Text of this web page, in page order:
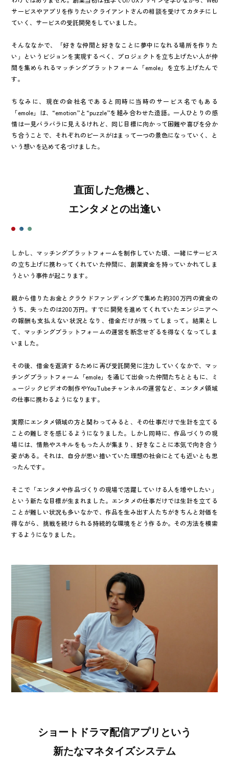
サービスやアプリを作りたいクライアントさんの相談を受けてカタチにし
ていく、サービスの受託開発をしていました。
そんななかで、「好きな仲間と好きなことに夢中になれる場所を作りた
い」というビジョンを実現するべく、プロジェクトを立ち上げたい人が仲
間を集められるマッチングプラットフォーム「emole」を立ち上げたんで
す。
ちなみに、現在の会社名であると同時に当時のサービス名でもある
「emole」は、“emotion”と“puzzle”を組み合わせた造語。一人ひとりの感
情は一見バラバラに見えるけれど、同じ目標に向かって困難や喜びを分か
ち合うことで、それぞれのピースがはまって一つの景色になっていく、と
いう想いを込めて名づけました。
直面した危機と、
エンタメとの出逢い
しかし、マッチングプラットフォームを制作していた頃、一緒にサービス
の立ち上げに携わってくれていた仲間に、創業資金を持っていかれてしま
うという事件が起こります。
親から借りたお金とクラウドファンディングで集めた約300万円の資金の
うち、失ったのは200万円。すでに開発を進めてくれていたエンジニアへ
の報酬も支払えない状況となり、借金だけが残ってしまって。結果とし
て、マッチングプラットフォームの運営を断念せざるを得なくなってしま
いました。
その後、借金を返済するために再び受託開発に注力していくなかで、マッ
チングプラットフォーム「emole」を通じて出会った仲間たちとともに、ミ
ュージックビデオの制作やYouTubeチャンネルの運営など、エンタメ領域
の仕事に携わるようになります。
実際にエンタメ領域の方と関わってみると、その仕事だけで生計を立てる
ことの難しさを感じるようになりました。しかし同時に、作品づくりの現
場には、情熱やスキルをもった人が集まり、好きなことに本気で向き合う
姿がある。それは、自分が思い描いていた理想の社会にとても近いとも思
ったんです。
そこで「エンタメや作品づくりの現場で活躍していける人を増やしたい」
という新たな目標が生まれました。エンタメの仕事だけでは生計を立てる
ことが難しい状況も多いなかで、作品を生み出す人たちがきちんと対価を
得ながら、挑戦を続けられる持続的な環境をどう作るか。その方法を模索
するようになりました。
ショートドラマ配信アプリという
新たなマネタイズシステム